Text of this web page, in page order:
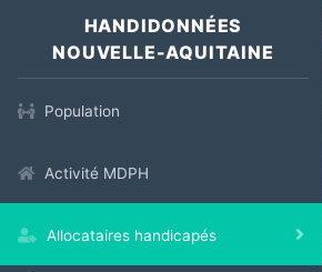
HANDIDONNÉES
NOUVELLE-AQUITAINE
Population
Activité MDPH
Allocataires handicapés